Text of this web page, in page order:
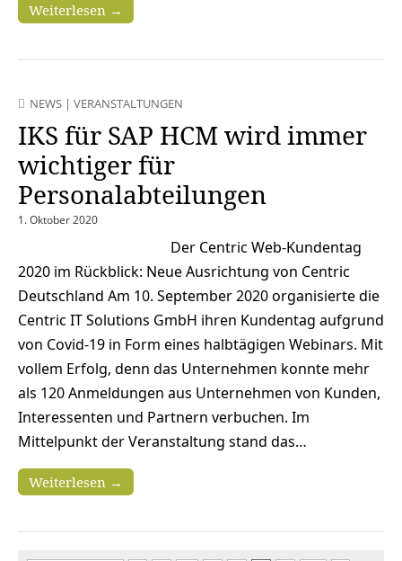
Weiterlesen →
NEWS | VERANSTALTUNGEN
IKS für SAP HCM wird immer
wichtiger für
Personalabteilungen
1. Oktober 2020
Der Centric Web-Kundentag
2020 im Rückblick: Neue Ausrichtung von Centric
Deutschland Am 10. September 2020 organisierte die
Centric IT Solutions GmbH ihren Kundentag aufgrund
von Covid-19 in Form eines halbtägigen Webinars. Mit
vollem Erfolg, denn das Unternehmen konnte mehr
als 120 Anmeldungen aus Unternehmen von Kunden,
Interessenten und Partnern verbuchen. Im
Mittelpunkt der Veranstaltung stand das…
Weiterlesen →